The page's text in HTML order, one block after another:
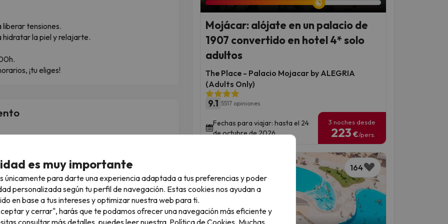
tensiones.
hidratar la piel y relajarte.
¡tu eliges!
entre el mar y la montaña
placentera, con opciones que incluyen aire
acogedor.
de unapiscina exterior , unárea infantil
las 24 horas, y unazona de bienestarcon
el hotel ofrece pistas de pádel y se
Mojácar: alójate en un palacio de
1907 convertido en hotel 4* solo
adultos
The Place - Palacio Mojacar by ALEGRIA
(Adults Only)
9.1 5517 opiniones
Fechas para viajar: hasta el 24
de octubre de 2026.
3 noches desde
223 €/pers.
164
es muy importante
únicamente para darte una experiencia adaptada a tus preferencias y poder
personalizada según tu perfil de navegación. Estas cookies nos ayudan a
en base a tus intereses y optimizar nuestra web para ti.
y cerrar", harás que te podamos ofrecer una navegación más eficiente y
consultar más detalles, puedes leer nuestra Política de Cookies. Muchas